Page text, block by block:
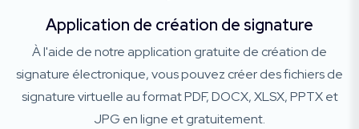
Application de création de signature
À l'aide de notre application gratuite de création de
signature électronique, vous pouvez créer des fichiers de
signature virtuelle au format PDF, DOCX, XLSX, PPTX et
JPG en ligne et gratuitement.